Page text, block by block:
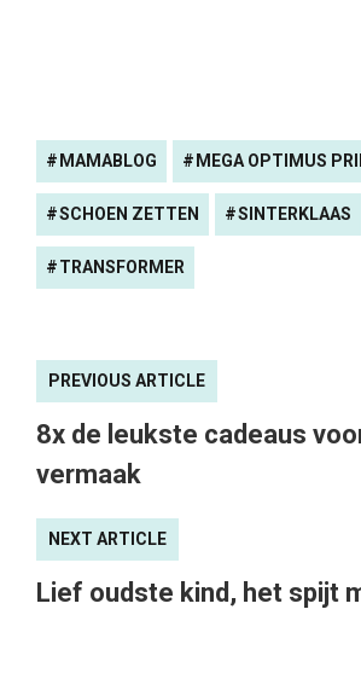
MAMABLOG MEGA OPTIMUS
SCHOEN ZETTEN SINTERKLAAS
TRANSFORMER
PREVIOUS ARTICLE
8x de leukste cadeaus
vermaak
NEXT ARTICLE
Lief oudste kind, het spijt